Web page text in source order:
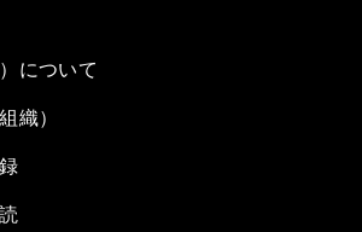
について
織）